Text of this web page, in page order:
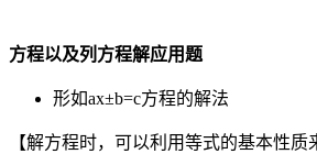
方程以及列方程解应用题
形如ax±b=c方程的解法
【解方程时，可以利用等式的基本性